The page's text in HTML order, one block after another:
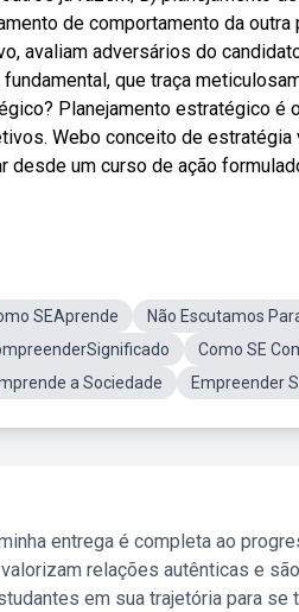
de comportamento da
avaliam adversários do
que traça
Planejamento estratégico é
Webo conceito de
desde um curso de ação
SEAprende
Não Escutamos
Como SE
a Sociedade
Empreender
entrega é completa ao
relações autênticas e
em sua trajetória para se